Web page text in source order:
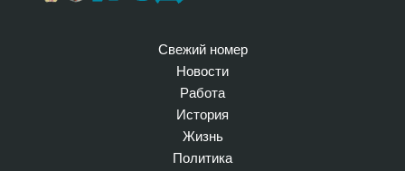
Свежий номер
Новости
Работа
История
Жизнь
Политика